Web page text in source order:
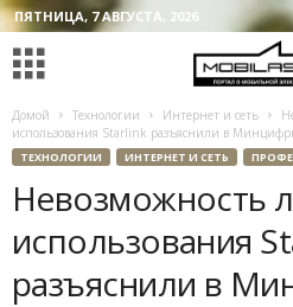
ПЯТНИЦА, 7 АВГУСТА, 2026
Домой Технологии Интернет и сеть
использования Starlink разъяснили в
ТЕХНОЛОГИИ ИНТЕРНЕТ И СЕТЬ
Невозможность
использования
разъяснили в